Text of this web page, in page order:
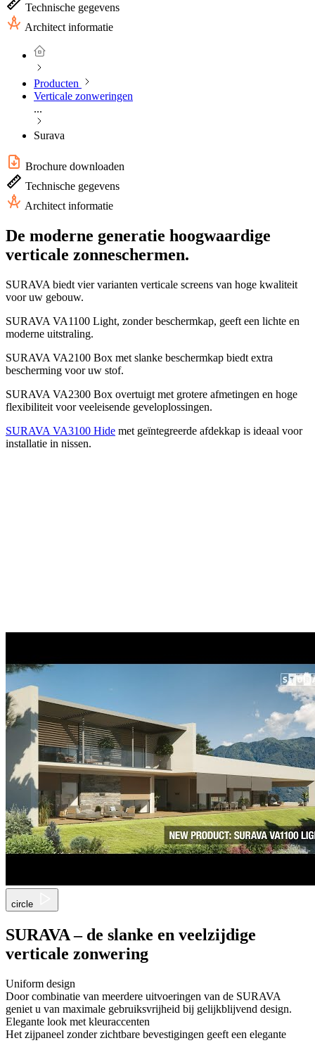
Technische gegevens
Architect informatie
Producten
Verticale zonweringen
...
Surava
Brochure downloaden
Technische gegevens
Architect informatie
De moderne generatie hoogwaardige
verticale zonneschermen.
SURAVA biedt vier varianten verticale screens van hoge kwaliteit
voor uw gebouw.
SURAVA VA1100 Light, zonder beschermkap, geeft een lichte en
moderne uitstraling.
SURAVA VA2100 Box met slanke beschermkap biedt extra
bescherming voor uw stof.
SURAVA VA2300 Box overtuigt met grotere afmetingen en hoge
flexibiliteit voor veeleisende geveloplossingen.
SURAVA VA3100 Hide met geïntegreerde afdekkap is ideaal voor
installatie in nissen.
circle
SURAVA – de slanke en veelzijdige
verticale zonwering
Uniform design
Door combinatie van meerdere uitvoeringen van de SURAVA
geniet u van maximale gebruiksvrijheid bij gelijkblijvend design.
Elegante look met kleuraccenten
Het zijpaneel zonder zichtbare bevestigingen geeft een elegante